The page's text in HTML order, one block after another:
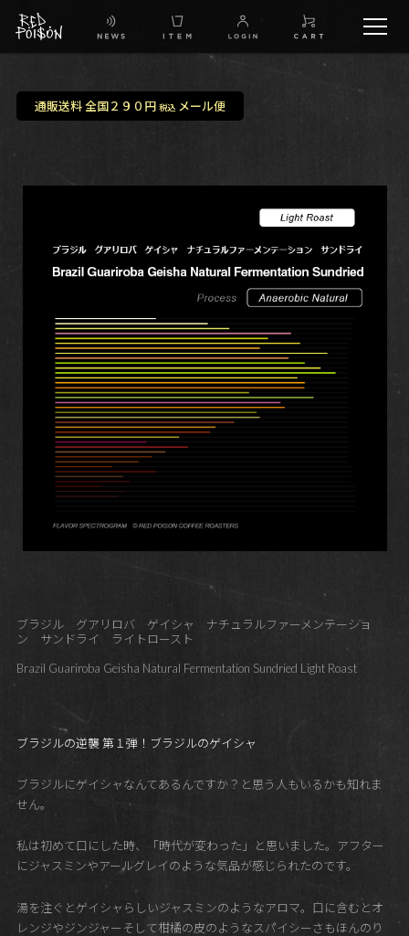
IG
通販送料 全国２９０円 税込メール便
ブラジル グアリロバ ゲイシャ ナチュラルファーメンテーショ
ン サンドライ ライトロースト
Brazil Guariroba Geisha Natural Fermentation Sundried Light Roast
ブラジルの逆襲 第１弾！ブラジルのゲイシャ
ブラジルにゲイシャなんてあるんですか？と思う人もいるかも知れま
せん。
私は初めて口にした時、「時代が変わった」と思いました。アフター
にジャスミンやアールグレイのような気品が感じられたのです。
湯を注ぐとゲイシャらしいジャスミンのようなアロマ。口に含むとオ
レンジやジンジャーそして柑橘の皮のようなスパイシーさもほんのり